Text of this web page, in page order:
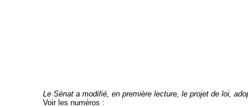
Le Sénat a modifié, en première lecture, le projet de loi,
Voir les numéros :